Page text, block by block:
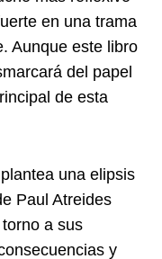
en una trama
Aunque este libro
del papel
de esta
una elipsis
Paul Atreides
a sus
y